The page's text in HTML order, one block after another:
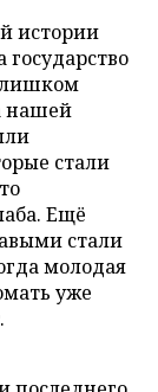
истории
нашей
стали
Ещё
стали
молодая
уже